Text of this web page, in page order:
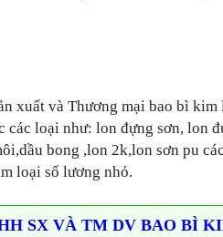
xuất và Thương mại bao bì
các loại như: lon đựng sơn, lon
bong ,lon 2k,lon sơn pu
loại số lương nhỏ.
SX VÀ TM DV BAO BÌ